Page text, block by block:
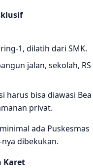
1, dilatih dari SMK.
jalan, sekolah, RS
harus bisa diawasi Bea
privat.
ada Puskesmas
dibekukan.
Karet